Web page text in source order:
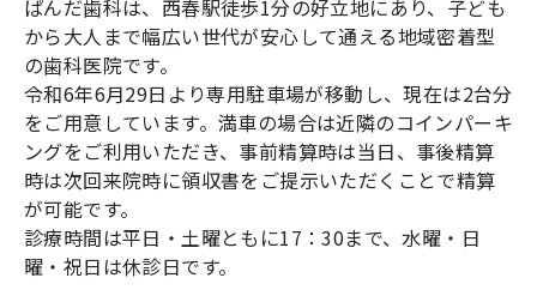
ぱんだ歯科は、西春駅徒歩1分の好立地にあり、子ども
から大人まで幅広い世代が安心して通える地域密着型
の歯科医院です。
令和6年6月29日より専用駐車場が移動し、現在は2台分
をご用意しています。満車の場合は近隣のコインパーキ
ングをご利用いただき、事前精算時は当日、事後精算
時は次回来院時に領収書をご提示いただくことで精算
が可能です。
診療時間は平日・土曜ともに17：30まで、水曜・日
曜・祝日は休診日です。